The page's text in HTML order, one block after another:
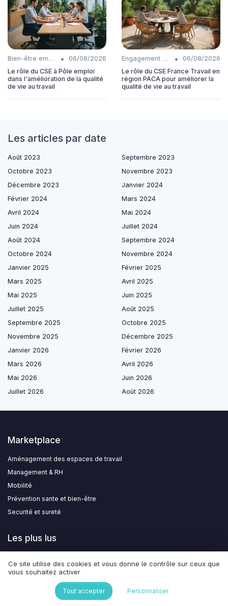
Bien-être employés •
06/08/2026
Le rôle du CSE à Pôle emploi
dans l'amélioration de la qualité
de vie au travail
Engagement collaborateurs •
06/08/2026
Le rôle du CSE France Travail en
région PACA pour améliorer la
qualité de vie au travail
Les articles par date
Août 2023
Septembre 2023
Octobre 2023
Novembre 2023
Décembre 2023
Janvier 2024
Février 2024
Mars 2024
Avril 2024
Mai 2024
Juin 2024
Juillet 2024
Août 2024
Septembre 2024
Octobre 2024
Novembre 2024
Janvier 2025
Février 2025
Mars 2025
Avril 2025
Mai 2025
Juin 2025
Juillet 2025
Août 2025
Septembre 2025
Octobre 2025
Novembre 2025
Décembre 2025
Janvier 2026
Février 2026
Mars 2026
Avril 2026
Mai 2026
Juin 2026
Juillet 2026
Août 2026
Marketplace
Aménagement des espaces de travail
Management & RH
Mobilité
Prévention sante et bien-être
Securité et sureté
Les plus lus
payés après un arrêt maladie
Comprendre l’obligation de Solerys chez Pôle emploi : enjeux pour la
qualité de vie au travail
Ce site utilise des cookies et vous donne le contrôle sur ceux que
vous souhaitez activer
Tout accepter Personnaliser